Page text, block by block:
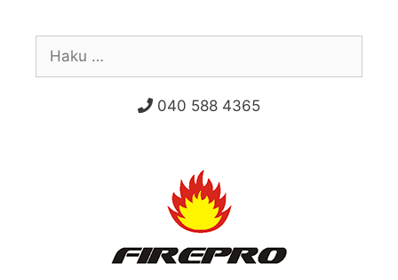
sisältöön
Haku:
040 588 4365